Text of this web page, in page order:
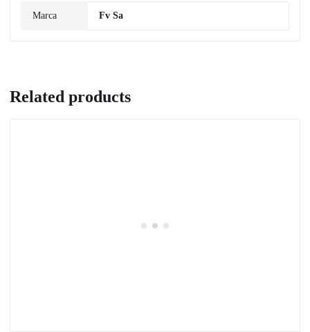
Marca Fv Sa
Related products